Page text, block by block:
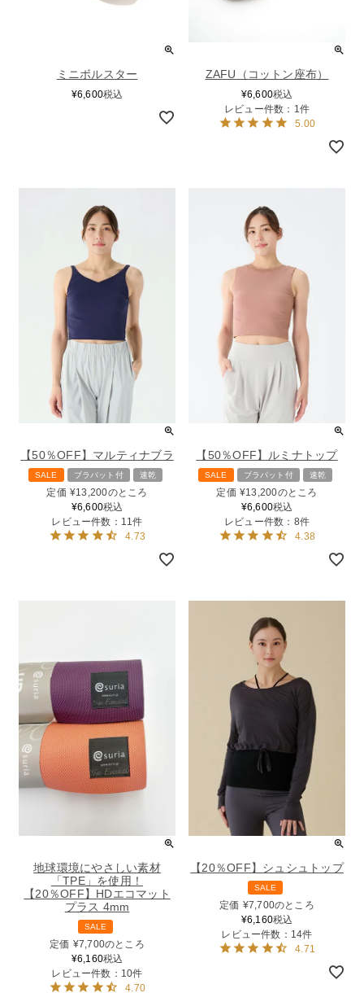
ミニボルスター
¥6,600税込
ZAFU（コットン座布）
¥6,600税込
レビュー件数：1件
5.00
【50％OFF】マルティナブラ
SALE ブラパット付 速乾
定価 ¥13,200のところ
¥6,600税込
レビュー件数：11件
4.73
【50％OFF】ルミナトップ
SALE ブラパット付 速乾
定価 ¥13,200のところ
¥6,600税込
レビュー件数：8件
4.38
地球環境にやさしい素材
「TPE」を使用！
【20％OFF】HDエコマット
プラス 4mm
SALE
定価 ¥7,700のところ
¥6,160税込
レビュー件数：10件
4.70
【20％OFF】シュシュトップ
SALE
定価 ¥7,700のところ
¥6,160税込
レビュー件数：14件
4.71